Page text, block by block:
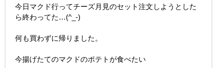
今日マクド行ってチーズ月見のセット注文しようとした
ら終わってた…(^_-)
何も買わずに帰りました。
今揚げたてのマクドのポテトが食べたい